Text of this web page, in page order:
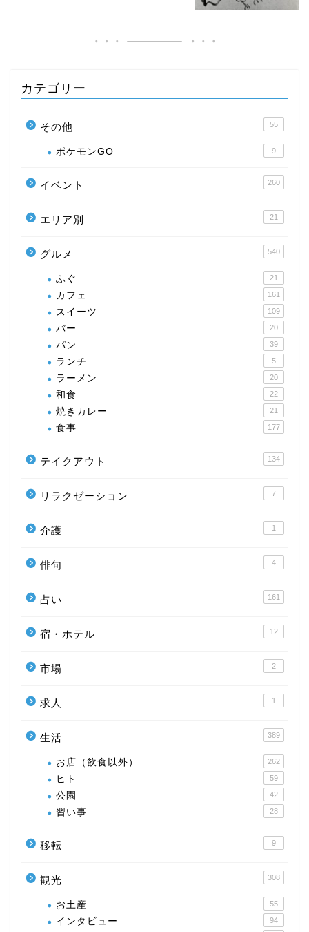
カテゴリー
その他 55
ポケモンGO 9
イベント 260
エリア別 21
グルメ 540
ふぐ 21
カフェ 161
スイーツ 109
バー 20
パン 39
ランチ 5
ラーメン 20
和食 22
焼きカレー 21
食事 177
テイクアウト 134
リラクゼーション 7
介護 1
俳句 4
占い 161
宿・ホテル 12
市場 2
求人 1
生活 389
お店（飲食以外） 262
ヒト 59
公園 42
習い事 28
移転 9
観光 308
お土産 55
インタビュー 94